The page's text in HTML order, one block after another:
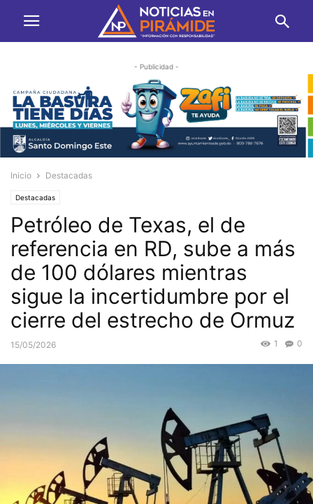
- Publicidad -
Inicio Destacadas
Destacadas
Petróleo de Texas, el de
referencia en RD, sube a más
de 100 dólares mientras
sigue la incertidumbre por el
cierre del estrecho de Ormuz
15/05/2026 0
1